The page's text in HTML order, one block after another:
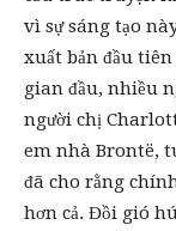
vì sự sáng tạo
xuất bản đầu
gian đầu, nhiều
người chị
em nhà Brontë,
đã cho rằng
hơn cả. Đồi gió